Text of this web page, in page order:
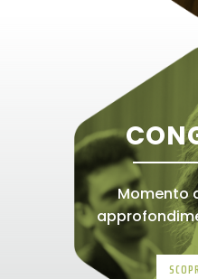
Momento